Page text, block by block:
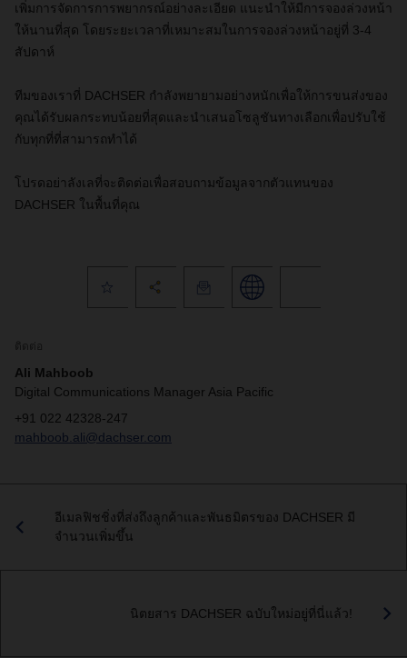
เพิ่มการจัดการการพยากรณ์อย่างละเอียด แนะนำให้มีการจองล่วงหน้า
ให้นานที่สุด โดยระยะเวลาที่เหมาะสมในการจองล่วงหน้าอยู่ที่ 3-4
สัปดาห์
ทีมของเราที่ DACHSER กำลังพยายามอย่างหนักเพื่อให้การขนส่งของ
คุณได้รับผลกระทบน้อยที่สุดและนำเสนอโซลูชันทางเลือกเพื่อปรับใช้
กับทุกที่ที่สามารถทำได้
โปรดอย่าลังเลที่จะติดต่อเพื่อสอบถามข้อมูลจากตัวแทนของ
DACHSER ในพื้นที่คุณ
ติดต่อ
Ali Mahboob
Digital Communications Manager Asia Pacific
+91 022 42328-247
mahboob.ali@dachser.com
อีเมลฟิชชิ่งที่ส่งถึงลูกค้าและพันธมิตรของ DACHSER มี
จำนวนเพิ่มขึ้น
นิตยสาร DACHSER ฉบับใหม่อยู่ที่นี่แล้ว!